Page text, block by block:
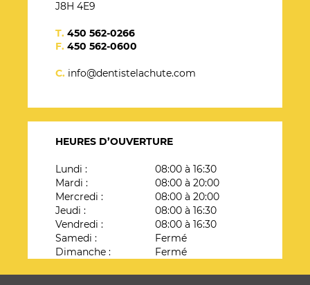
J8H 4E9
T. 450 562-0266
F. 450 562-0600
C. info@dentistelachute.com
HEURES D’OUVERTURE
Lundi :
08:00 à 16:30
Mardi :
08:00 à 20:00
Mercredi :
08:00 à 20:00
Jeudi :
08:00 à 16:30
Vendredi :
08:00 à 16:30
Samedi :
Fermé
Dimanche :
Fermé